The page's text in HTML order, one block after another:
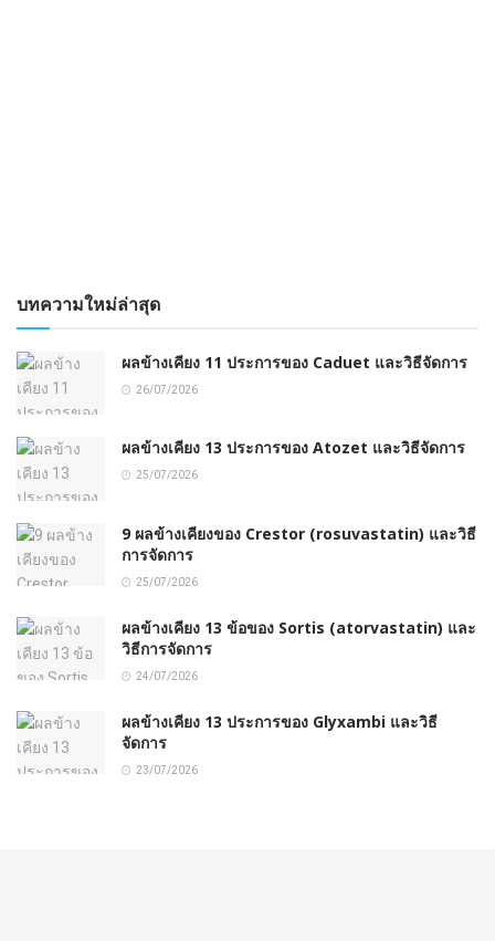
บทความใหม่ล่าสุด
ผลข้างเคียง 11 ประการของ Caduet และวิธีจัดการ
26/07/2026
ผลข้างเคียง 13 ประการของ Atozet และวิธีจัดการ
25/07/2026
9 ผลข้างเคียงของ Crestor (rosuvastatin) และวิธี
การจัดการ
25/07/2026
ผลข้างเคียง 13 ข้อของ Sortis (atorvastatin) และ
วิธีการจัดการ
24/07/2026
ผลข้างเคียง 13 ประการของ Glyxambi และวิธี
จัดการ
23/07/2026